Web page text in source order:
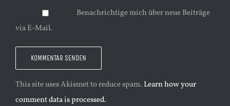
Benachrichtige mich über neue Beiträge
via E-Mail.
This site uses Akismet to reduce spam. Learn how your
comment data is processed.